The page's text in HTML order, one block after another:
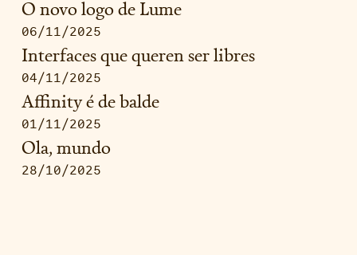
O novo logo de Lume
06/11/2025
Interfaces que queren ser libres
04/11/2025
Affinity é de balde
01/11/2025
Ola, mundo
28/10/2025